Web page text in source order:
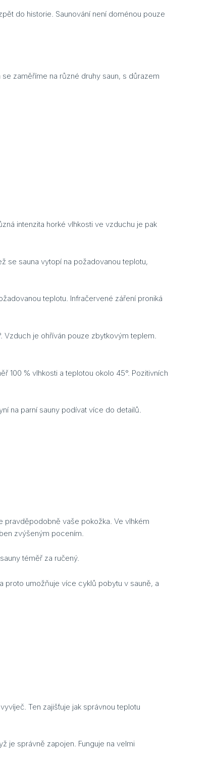
do historie. Saunování není doménou pouze
zaměříme na různé druhy saun, s důrazem
intenzita horké vlhkosti ve vzduchu je pak
se sauna vytopí na požadovanou teplotu,
teplotu. Infračervené záření proniká
Vzduch je ohříván pouze zbytkovým teplem.
100 % vlhkosti a teplotou okolo 45°. Pozitivních
na parní sauny podívat více do detailů.
pravděpodobně vaše pokožka. Ve vlhkém
zvýšeným pocením.
téměř za ručený.
proto umožňuje více cyklů pobytu v sauně, a
Ten zajišťuje jak správnou teplotu
je správně zapojen. Funguje na velmi